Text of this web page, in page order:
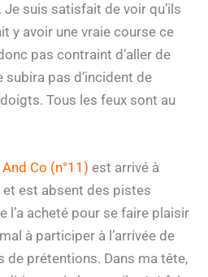
Je suis satisfait de voir qu’ils
y avoir une vraie course ce
pas contraint d’aller de
subira pas d’incident de
Tous les feux sont au
Co (n°11) est arrivé à
et est absent des pistes
l’a acheté pour se faire plaisir
à participer à l’arrivée de
de prétentions. Dans ma tête,